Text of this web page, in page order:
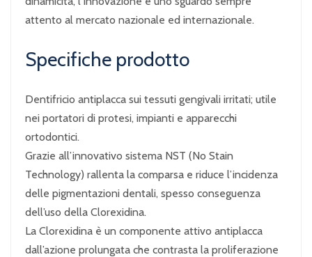
attento al mercato nazionale ed internazionale.
Specifiche prodotto
Dentifricio antiplacca sui tessuti gengivali irritati; utile
nei portatori di protesi, impianti e apparecchi
ortodontici.
Grazie all’innovativo sistema NST (No Stain
Technology) rallenta la comparsa e riduce l’incidenza
delle pigmentazioni dentali, spesso conseguenza
dell’uso della Clorexidina.
La Clorexidina è un componente attivo antiplacca
dall’azione prolungata che contrasta la proliferazione